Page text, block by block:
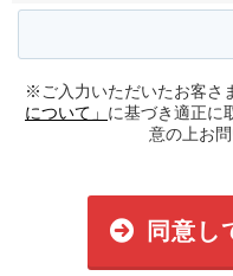
※ご入力いただいたお客さ
について」 に基づき適正に
意の上お
同意し